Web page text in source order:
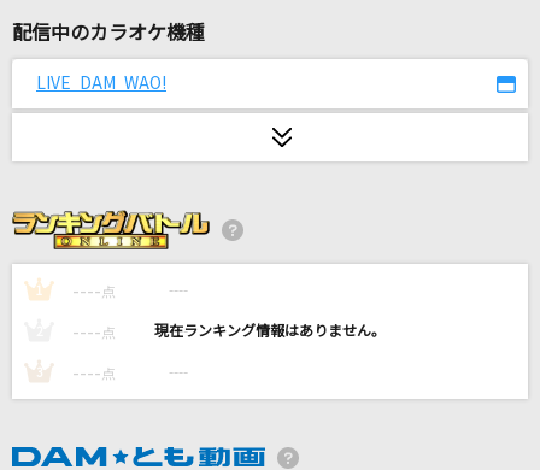
[生音]恋の予感
田園
メロスのように-LONELY WAY-
AIR MAIL from NAGASAKI
Vaundy
配信中のカラオケ機種
LIVE DAM WAO!
1 ---- 点 ----
---- 点 ----
3 ---- 点 ----